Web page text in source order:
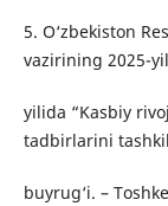
5. O‘zbekiston
vazirining 2025-
yilida “Kasbiy
tadbirlarini
buyrug‘i. –